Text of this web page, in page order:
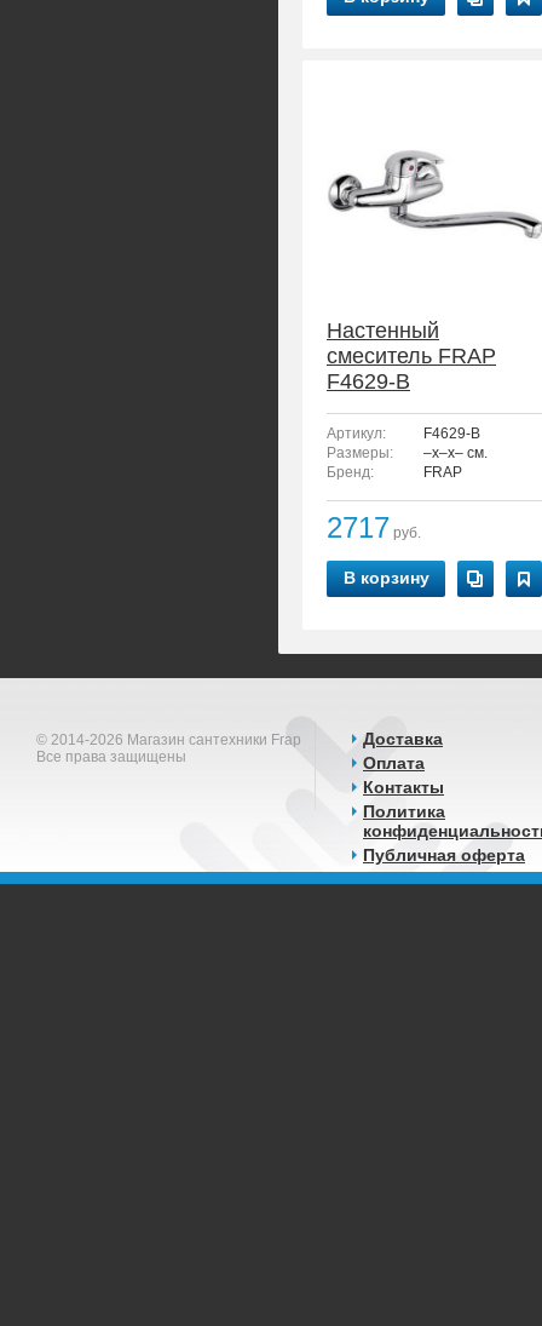
Настенный
смеситель FRAP
F4629-B
Артикул:
F4629-B
Размеры:
–x–x– см.
Бренд:
FRAP
2717 руб.
В корзину
© 2014-2026 Магазин сантехники Frap
Все права защищены
Доставка
Оплата
Контакты
Политика
Публичная оферта